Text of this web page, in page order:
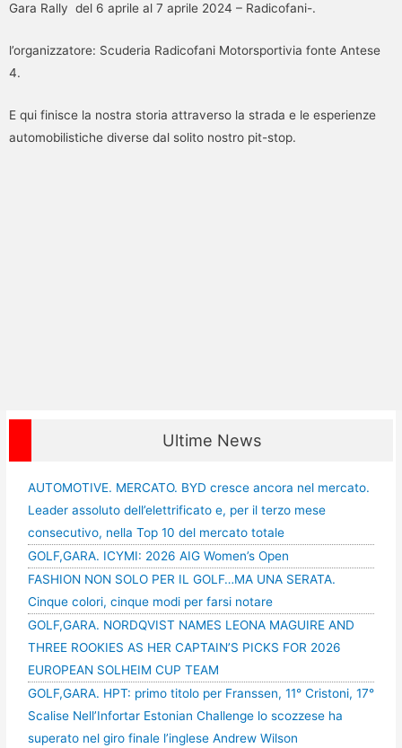
Gara Rally del 6 aprile al 7 aprile 2024 – Radicofani-.
l’organizzatore: Scuderia Radicofani Motorsportivia fonte Antese
4.
E qui finisce la nostra storia attraverso la strada e le esperienze
automobilistiche diverse dal solito nostro pit-stop.
Ultime News
AUTOMOTIVE. MERCATO. BYD cresce ancora nel mercato.
Leader assoluto dell’elettrificato e, per il terzo mese
consecutivo, nella Top 10 del mercato totale
GOLF,GARA. ICYMI: 2026 AIG Women’s Open
FASHION NON SOLO PER IL GOLF…MA UNA SERATA.
Cinque colori, cinque modi per farsi notare
GOLF,GARA. NORDQVIST NAMES LEONA MAGUIRE AND
THREE ROOKIES AS HER CAPTAIN’S PICKS FOR 2026
EUROPEAN SOLHEIM CUP TEAM
GOLF,GARA. HPT: primo titolo per Franssen, 11° Cristoni, 17°
Scalise Nell’Infortar Estonian Challenge lo scozzese ha
superato nel giro finale l’inglese Andrew Wilson